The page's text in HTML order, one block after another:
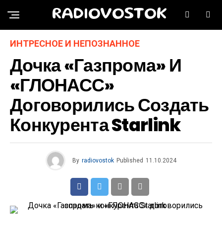
RADIOVOSTOK
ИНТРЕСНОЕ И НЕПОЗНАННОЕ
Дочка «Газпрома» И
«ГЛОНАСС»
Договорились Создать
Конкурента Starlink
By radiovostok Published 11.10.2024